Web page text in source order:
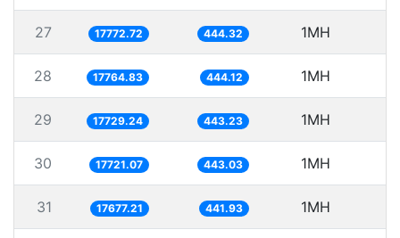
27 17772.72 444.32 1MH
28 17764.83 444.12 1MH
29 17729.24 443.23 1MH
30 17721.07 443.03 1MH
31 17677.21 441.93 1MH